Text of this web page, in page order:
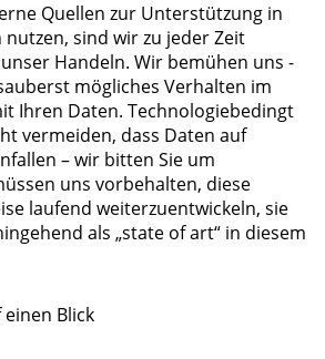
Quellen zur Unterstützung in
sind wir zu jeder Zeit
Handeln. Wir bemühen uns -
mögliches Verhalten im
Ihren Daten. Technologiebedingt
vermeiden, dass Daten auf
– wir bitten Sie um
uns vorbehalten, diese
laufend weiterzuentwickeln, sie
als „state of art“ in diesem
Blick